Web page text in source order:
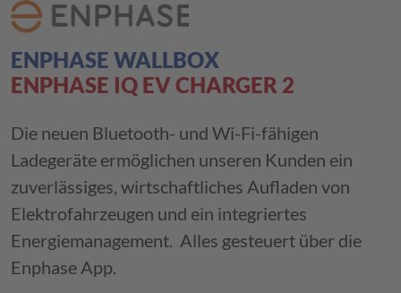
ENPHASE WALLBOX
ENPHASE IQ EV CHARGER 2
Die neuen Bluetooth- und Wi-Fi-fähigen
Ladegeräte ermöglichen unseren Kunden ein
zuverlässiges, wirtschaftliches Aufladen von
Elektrofahrzeugen und ein integriertes
Energiemanagement. Alles gesteuert über die
Enphase App.
ZIMMERERARBEITEN
ASBESTSANIERUNG
REPARATUR & WARTUNG
ENERGETISCHE
DACHSANIERUNGEN
KRANSERVICE